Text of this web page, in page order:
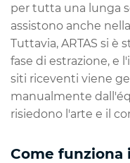
per tutta una lunga
assistono anche
Tuttavia, ARTAS si
fase di estrazione, e
siti riceventi viene
manualmente
risiedono l'arte e il
Come funziona